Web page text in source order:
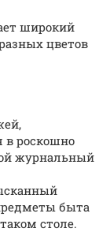
широкий
цветов
в роскошно
журнальный
быта
столе.